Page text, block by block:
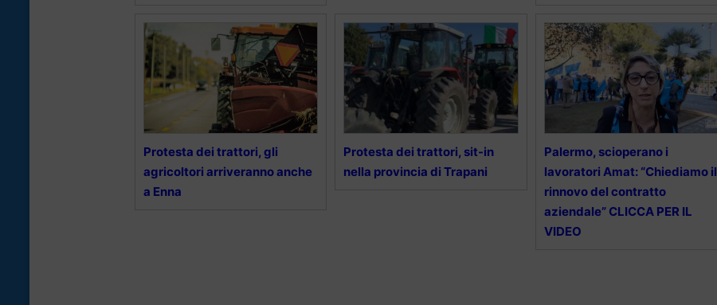
Protesta dei trattori, gli
agricoltori arriveranno anche
a Enna
Protesta dei trattori, sit-in
nella provincia di Trapani
Palermo, scioperano i
lavoratori Amat: “Chiediamo il
rinnovo del contratto
aziendale” CLICCA PER IL
VIDEO